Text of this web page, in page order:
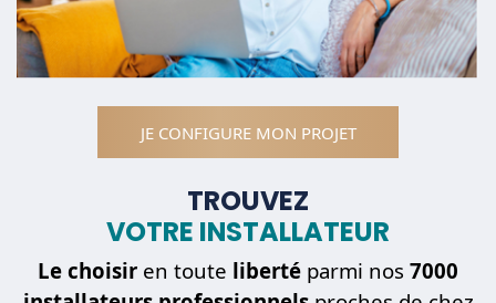
JE CONFIGURE MON PROJET
TROUVEZ
VOTRE INSTALLATEUR
Le choisir en toute liberté parmi nos 7000